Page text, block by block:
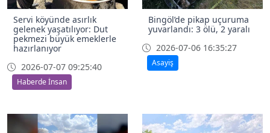
Servi köyünde asırlık
gelenek yaşatılıyor: Dut
pekmezi büyük emeklerle
hazırlanıyor
2026-07-07 09:25:40
Haberde İnsan
Bingöl’de pikap uçuruma
yuvarlandı: 3 ölü, 2 yaralı
2026-07-06 16:35:27
Asayiş